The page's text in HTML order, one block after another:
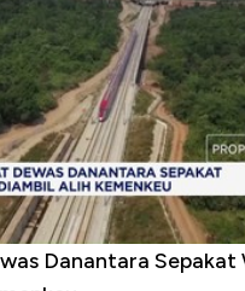
Danantara Sepakat